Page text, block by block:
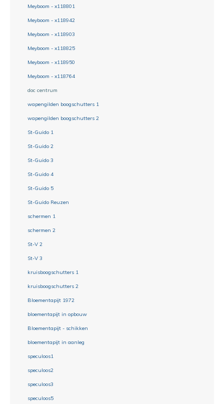
Meyboom - x118801
Meyboom - x118942
Meyboom - x118903
Meyboom - x118825
Meyboom - x118950
Meyboom - x118764
doc centrum
wapengilden boogschutters 1
wapengilden boogschutters 2
St-Guido 1
St-Guido 2
St-Guido 3
St-Guido 4
St-Guido 5
St-Guido Reuzen
schermen 1
schermen 2
St-V 2
St-V 3
kruisboogschutters 1
kruisboogschutters 2
Bloementapijt 1972
bloementapijt in opbouw
Bloementapijt - schikken
bloementapijt in aanleg
speculoos1
speculoos2
speculoos3
speculoos5